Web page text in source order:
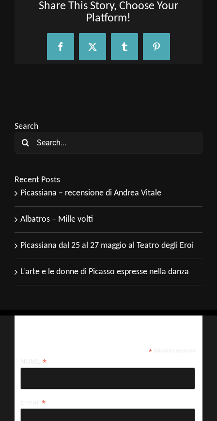
Share This Story, Choose Your
Platform!
FacebookX Tumblr Pinterest
Search
Search
Recent Posts
Picassiana – recensione di Andrea Vitale
Albatros – Mille volti
Picassiana dal 25 al 27 maggio al Teatro degli Eroi
L’arte e le donne di Picasso espresse nella danza
*indicates required
*
*